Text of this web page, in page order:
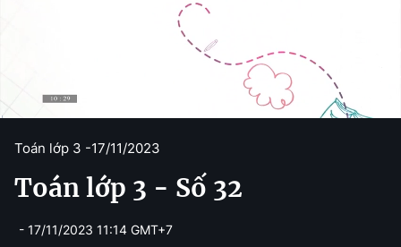
r
u
r
t
Toán lớp 3 -17/11/2023
Toán lớp 3 - Số 32
- 17/11/2023 11:14 GMT+7